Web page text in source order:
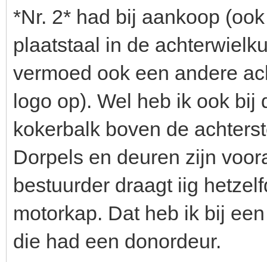
*Nr. 2* had bij aankoop
plaatstaal in de
vermoed ook een andere
logo op). Wel heb ik ook bij
kokerbalk boven de
Dorpels en deuren zijn
bestuurder draagt iig
motorkap. Dat heb ik bij
die had een donordeur.